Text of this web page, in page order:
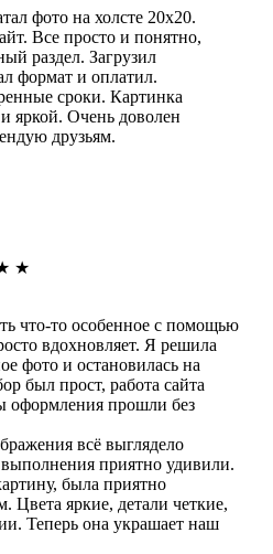
фото на холсте 20х20.
Все просто и понятно,
раздел. Загрузил
формат и оплатил.
сроки. Картинка
яркой. Очень доволен
друзьям.
★
что-то особенное с помощью
вдохновляет. Я решила
фото и остановилась на
был прост, работа сайта
оформления прошли без
всё выглядело
приятно удивили.
была приятно
Цвета яркие, детали четкие,
Теперь она украшает наш